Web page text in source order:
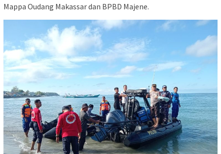
Mappa Oudang Makassar dan BPBD Majene.